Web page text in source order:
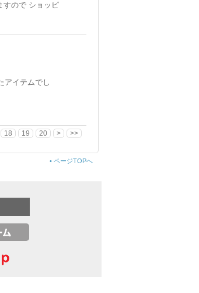
すので ショッピ
アイテムでし
18 19 20 > >>
• ページTOPへ